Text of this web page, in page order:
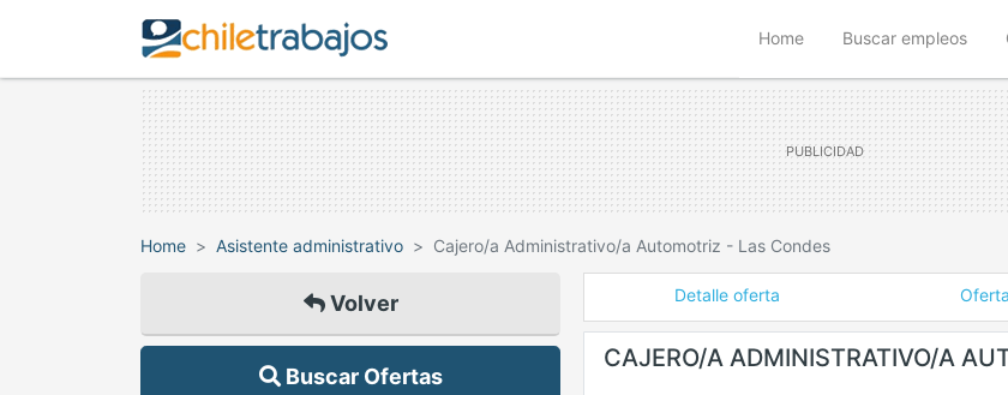
Home(current)Buscar empleos
Home Asistente administrativo Cajero/a Administrativo/a Automotriz - Las Condes
Volver
Buscar Ofertas
Detalle oferta
CAJERO/A ADMINISTRATIVO/A